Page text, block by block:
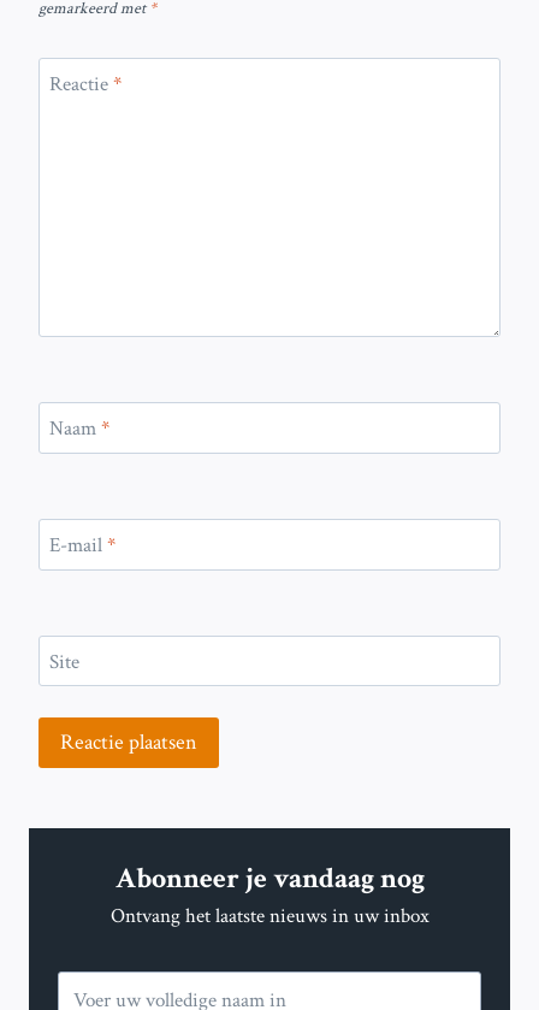
gemarkeerd met*
Reactie*
Naam*
E-mail*
Site
Abonneer je vandaag nog
Ontvang het laatste nieuws in uw inbox